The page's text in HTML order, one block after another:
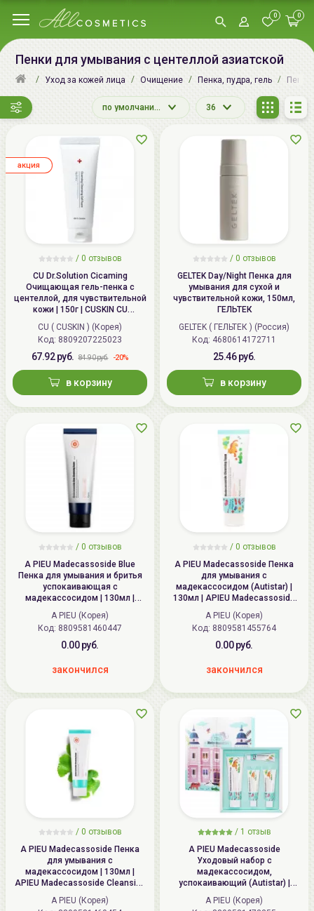
0 0
Пенки для умывания с центеллой азиатской
Уход за кожей лица Очищение Пенка, пудра, гель
по умолчанию 36
/ 0 отзывов
CU Dr.Solution Cicaming
Очищающая гель-пенка с
центеллой, для чувствительной
кожи | 150г | CUSKIN CU
Dr.Solution Cicaming Cleansing
Gel Foam
CU ( CUSKIN ) (Корея)
Код: 8809207225023
67.92 руб. 84.90 руб. -20%
в корзину
aкция
/ 0 отзывов
GELTEK Day/Night Пенка для
умывания для сухой и
чувствительной кожи, 150мл,
ГЕЛЬТЕК
GELTEK ( ГЕЛЬТЕК ) (Россия)
Код: 4680614172711
25.46 руб.
в корзину
/ 0 отзывов
A PIEU Madecassoside Blue
Пенка для умывания и бритья
успокаивающая с
мадекассосидом | 130мл |
APIEU Madecassoside Blue
Cleansing Foam
A PIEU (Корея)
Код: 8809581460447
0.00 руб.
закончился
/ 0 отзывов
A PIEU Madecassoside Пенка
для умывания с
мадекассосидом (Autistar) |
130мл | APIEU Madecassoside
Cleansing Foam (Autistar)
A PIEU (Корея)
Код: 8809581455764
0.00 руб.
закончился
/ 0 отзывов
A PIEU Madecassoside Пенка
для умывания с
мадекассосидом | 130мл |
APIEU Madecassoside Cleansing
Foam
A PIEU (Корея)
/ 1 отзыв
A PIEU Madecassoside
Уходовый набор с
мадекассосидом,
успокаивающий (Autistar) |
100мл+50мл+50мл+15мл | APIEU
Madecassoside Special Set with
A PIEU (Корея)